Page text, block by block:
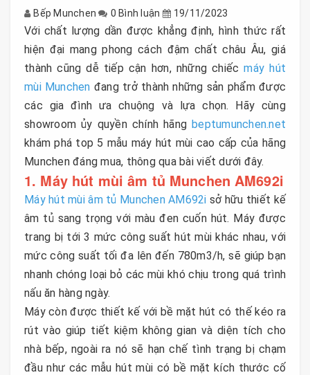
Bếp Munchen 0 Bình luận 19/11/2023
Với chất lượng dần được khẳng định, hình thức rất
hiện đại mang phong cách đậm chất châu Âu, giá
thành cũng dễ tiếp cận hơn, những chiếcmáy hút
mùi Munchen đang trở thành những sản phẩm được
các gia đình ưa chuộng và lựa chọn. Hãy cùng
showroom ủy quyền chính hãng beptumunchen.net
khám phá top 5 mẫu máy hút mùi cao cấp của hãng
Munchen đáng mua, thông qua bài viết dưới đây.
1. Máy hút mùi âm tủ Munchen AM692i
Máy hút mùi âm tủ Munchen AM692i sở hữu thiết kế
âm tủ sang trọng với màu đen cuốn hút. Máy được
trang bị tới 3 mức công suất hút mùi khác nhau, với
mức công suất tối đa lên đến 780m3/h, sẽ giúp bạn
nhanh chóng loại bỏ các mùi khó chịu trong quá trình
nấu ăn hàng ngày.
Máy còn được thiết kế với bề mặt hút có thế kéo ra
rút vào giúp tiết kiệm không gian và diện tích cho
nhà bếp, ngoài ra nó sẽ hạn chế tình trạng bị chạm
đầu như các mẫu hút mùi có bề mặt kích thước cố